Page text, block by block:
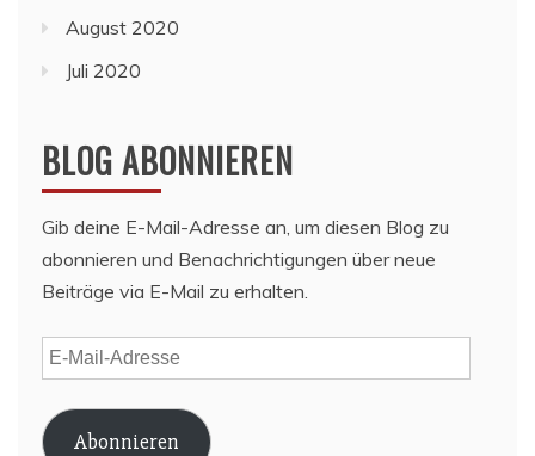
August 2020
Juli 2020
BLOG ABONNIEREN
Gib deine E-Mail-Adresse an, um diesen Blog zu
abonnieren und Benachrichtigungen über neue
Beiträge via E-Mail zu erhalten.
E-
Mail-
Adresse
Abonnieren